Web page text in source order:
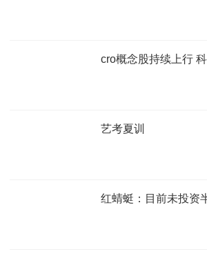
cro概念股持续上行
艺考夏训
红蜻蜓：目前未投资